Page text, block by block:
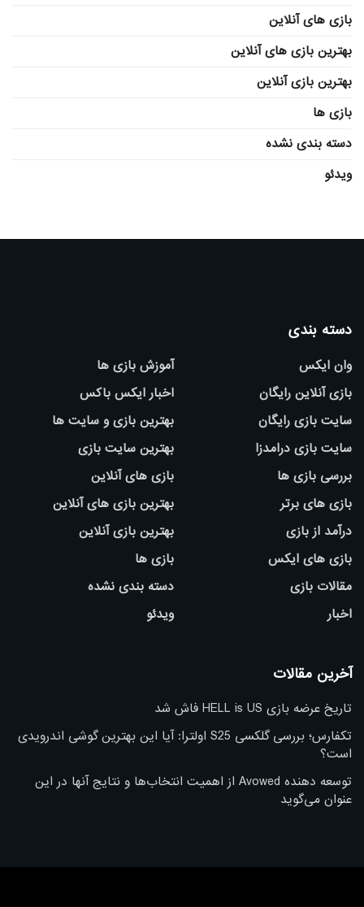
بازی های آنلاین
بهترین بازی های آنلاین
بهترین بازی آنلاین
بازی ها
دسته بندی نشده
ویدئو
دسته بندی
وان ایکس
بازی آنلاین رایگان
سایت بازی رایگان
سایت بازی درامدزا
بررسی بازی ها
بازی های برتر
درآمد از بازی
بازی های ایکس
مقالات بازی
اخبار
آموزش بازی ها
اخبار ایکس باکس
بهترین بازی و سایت ها
بهترین سایت بازی
بازی های آنلاین
بهترین بازی های آنلاین
بهترین بازی آنلاین
بازی ها
دسته بندی نشده
ویدئو
آخرین مقالات
تاریخ عرضه بازی HELL is US فاش شد
تکفارس؛ بررسی گلکسی S25 اولترا: آیا این بهترین گوشی اندرویدی
است؟
توسعه دهنده Avowed از اهمیت انتخاب‌ها و نتایج آنها در این
عنوان می‌گوید